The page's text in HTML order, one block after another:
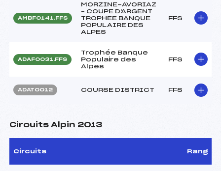
AMBF0141.FFS
MORZINE-AVORIAZ
– COUPE D'ARGENT
TROPHEE BANQUE
POPULAIRE DES
ALPES
FFS
ADAF0031.FFS
Trophée Banque
Populaire des
Alpes
FFS
ADAT0012 COURSE DISTRICT FFS
Circuits Alpin 2013
Circuits Rang